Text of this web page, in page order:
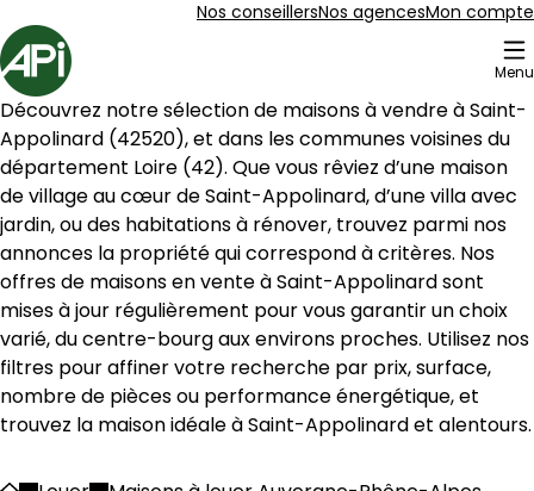
Nos conseillersNos agencesMon compte
Accueil
Menu
4 Maison à louer Saint-Appolinard (42520)
374 m² 9 pièces Saint-Julien-
Aller à l'image1
Aller à l'image2
Aller à l'image3
Aller à l'image4
Aller à l'image5
Découvrez notre sélection de maisons à vendre à Saint-
Appolinard (42520), et dans les communes voisines du
département Loire (42). Que vous rêviez d’une maison
de village au cœur de Saint-Appolinard, d’une villa avec
jardin, ou des habitations à rénover, trouvez parmi nos
annonces la propriété qui correspond à critères. Nos
offres de maisons en vente à Saint-Appolinard sont
mises à jour régulièrement pour vous garantir un choix
varié, du centre-bourg aux environs proches. Utilisez nos
filtres pour affiner votre recherche par prix, surface,
nombre de pièces ou performance énergétique, et
trouvez la maison idéale à Saint-Appolinard et alentours.